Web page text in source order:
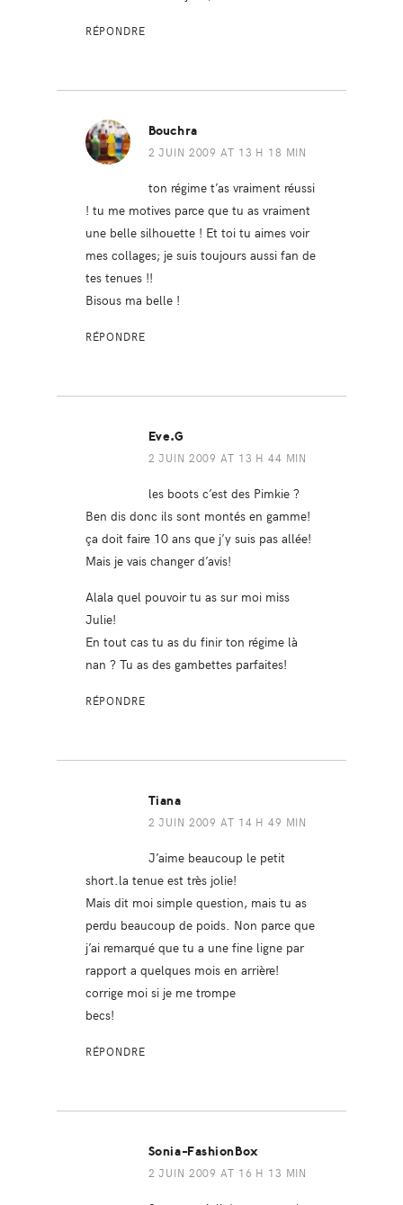
RÉPONDRE
Bouchra
2 JUIN 2009 AT 13 H 18 MIN
ton régime t’as vraiment réussi
! tu me motives parce que tu as vraiment
une belle silhouette ! Et toi tu aimes voir
mes collages; je suis toujours aussi fan de
tes tenues !!
Bisous ma belle !
RÉPONDRE
Eve.G
2 JUIN 2009 AT 13 H 44 MIN
les boots c’est des Pimkie ?
Ben dis donc ils sont montés en gamme!
ça doit faire 10 ans que j’y suis pas allée!
Mais je vais changer d’avis!
Alala quel pouvoir tu as sur moi miss
Julie!
En tout cas tu as du finir ton régime là
nan ? Tu as des gambettes parfaites!
RÉPONDRE
Tiana
2 JUIN 2009 AT 14 H 49 MIN
J’aime beaucoup le petit
short.la tenue est très jolie!
Mais dit moi simple question, mais tu as
perdu beaucoup de poids. Non parce que
j’ai remarqué que tu a une fine ligne par
rapport a quelques mois en arrière!
corrige moi si je me trompe
becs!
RÉPONDRE
Sonia-FashionBox
2 JUIN 2009 AT 16 H 13 MIN